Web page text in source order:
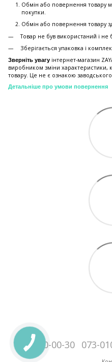
Обмін або повернення товару
покупки.
Обмiн або повернення товару
Товар не був використаний і не
Зберiгається упаковка і
Зверніть увагу інтернет-магазин
виробником зміни характеристики,
товару. Це не є ознакою
Детальніше про умови повернення
095-010-00-30 073-